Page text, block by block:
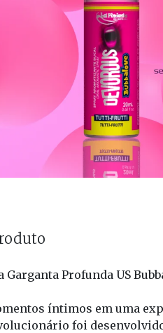
Garganta Profunda US
íntimos em uma
foi